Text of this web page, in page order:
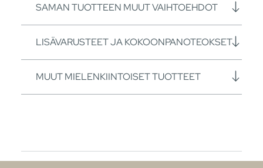
SAMAN TUOTTEEN MUUT VAIHTOEHDOT
LISÄVARUSTEET JA KOKOONPANOTEOKSET
MUUT MIELENKIINTOISET TUOTTEET